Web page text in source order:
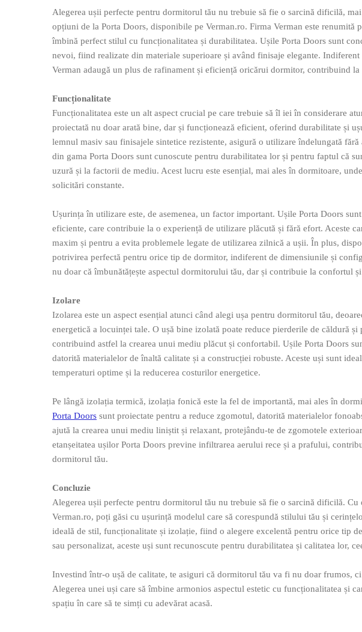
Alegerea ușii perfecte pentru dormitorul tău nu trebuie să fie o sarcină dificilă,
opțiuni de la Porta Doors, disponibile pe Verman.ro. Firma Verman este renumită
îmbină perfect stilul cu funcționalitatea și durabilitatea. Ușile Porta Doors sunt
nevoi, fiind realizate din materiale superioare și având finisaje elegante.
Verman adaugă un plus de rafinament și eficiență oricărui dormitor, contribuind
Funcționalitate
Funcționalitatea este un alt aspect crucial pe care trebuie să îl iei în considerare
proiectată nu doar arată bine, dar și funcționează eficient, oferind durabilitate și
lemnul masiv sau finisajele sintetice rezistente, asigură o utilizare îndelungată
din gama Porta Doors sunt cunoscute pentru durabilitatea lor și pentru faptul că
uzură și la factorii de mediu. Acest lucru este esențial, mai ales în dormitoare,
solicitări constante.
Ușurința în utilizare este, de asemenea, un factor important. Ușile Porta Doors
eficiente, care contribuie la o experiență de utilizare plăcută și fără efort. Aceste
maxim și pentru a evita problemele legate de utilizarea zilnică a ușii. În plus,
potrivirea perfectă pentru orice tip de dormitor, indiferent de dimensiunile și
nu doar că îmbunătățește aspectul dormitorului tău, dar și contribuie la confortul
Izolare
Izolarea este un aspect esențial atunci când alegi ușa pentru dormitorul tău,
energetică a locuinței tale. O ușă bine izolată poate reduce pierderile de căldură
contribuind astfel la crearea unui mediu plăcut și confortabil. Ușile Porta Doors
datorită materialelor de înaltă calitate și a construcției robuste. Aceste uși sunt
temperaturi optime și la reducerea costurilor energetice.
Pe lângă izolația termică, izolația fonică este la fel de importantă, mai ales în
Porta Doors sunt proiectate pentru a reduce zgomotul, datorită materialelor
ajută la crearea unui mediu liniștit și relaxant, protejându-te de zgomotele
etanșeitatea ușilor Porta Doors previne infiltrarea aerului rece și a prafului,
dormitorul tău.
Concluzie
Alegerea ușii perfecte pentru dormitorul tău nu trebuie să fie o sarcină dificilă.
Verman.ro, poți găsi cu ușurință modelul care să corespundă stilului tău și
ideală de stil, funcționalitate și izolație, fiind o alegere excelentă pentru orice tip
sau personalizat, aceste uși sunt recunoscute pentru durabilitatea și calitatea lor,
Investind într-o ușă de calitate, te asiguri că dormitorul tău va fi nu doar frumos,
Alegerea unei uși care să îmbine armonios aspectul estetic cu funcționalitatea și
spațiu în care să te simți cu adevărat acasă.